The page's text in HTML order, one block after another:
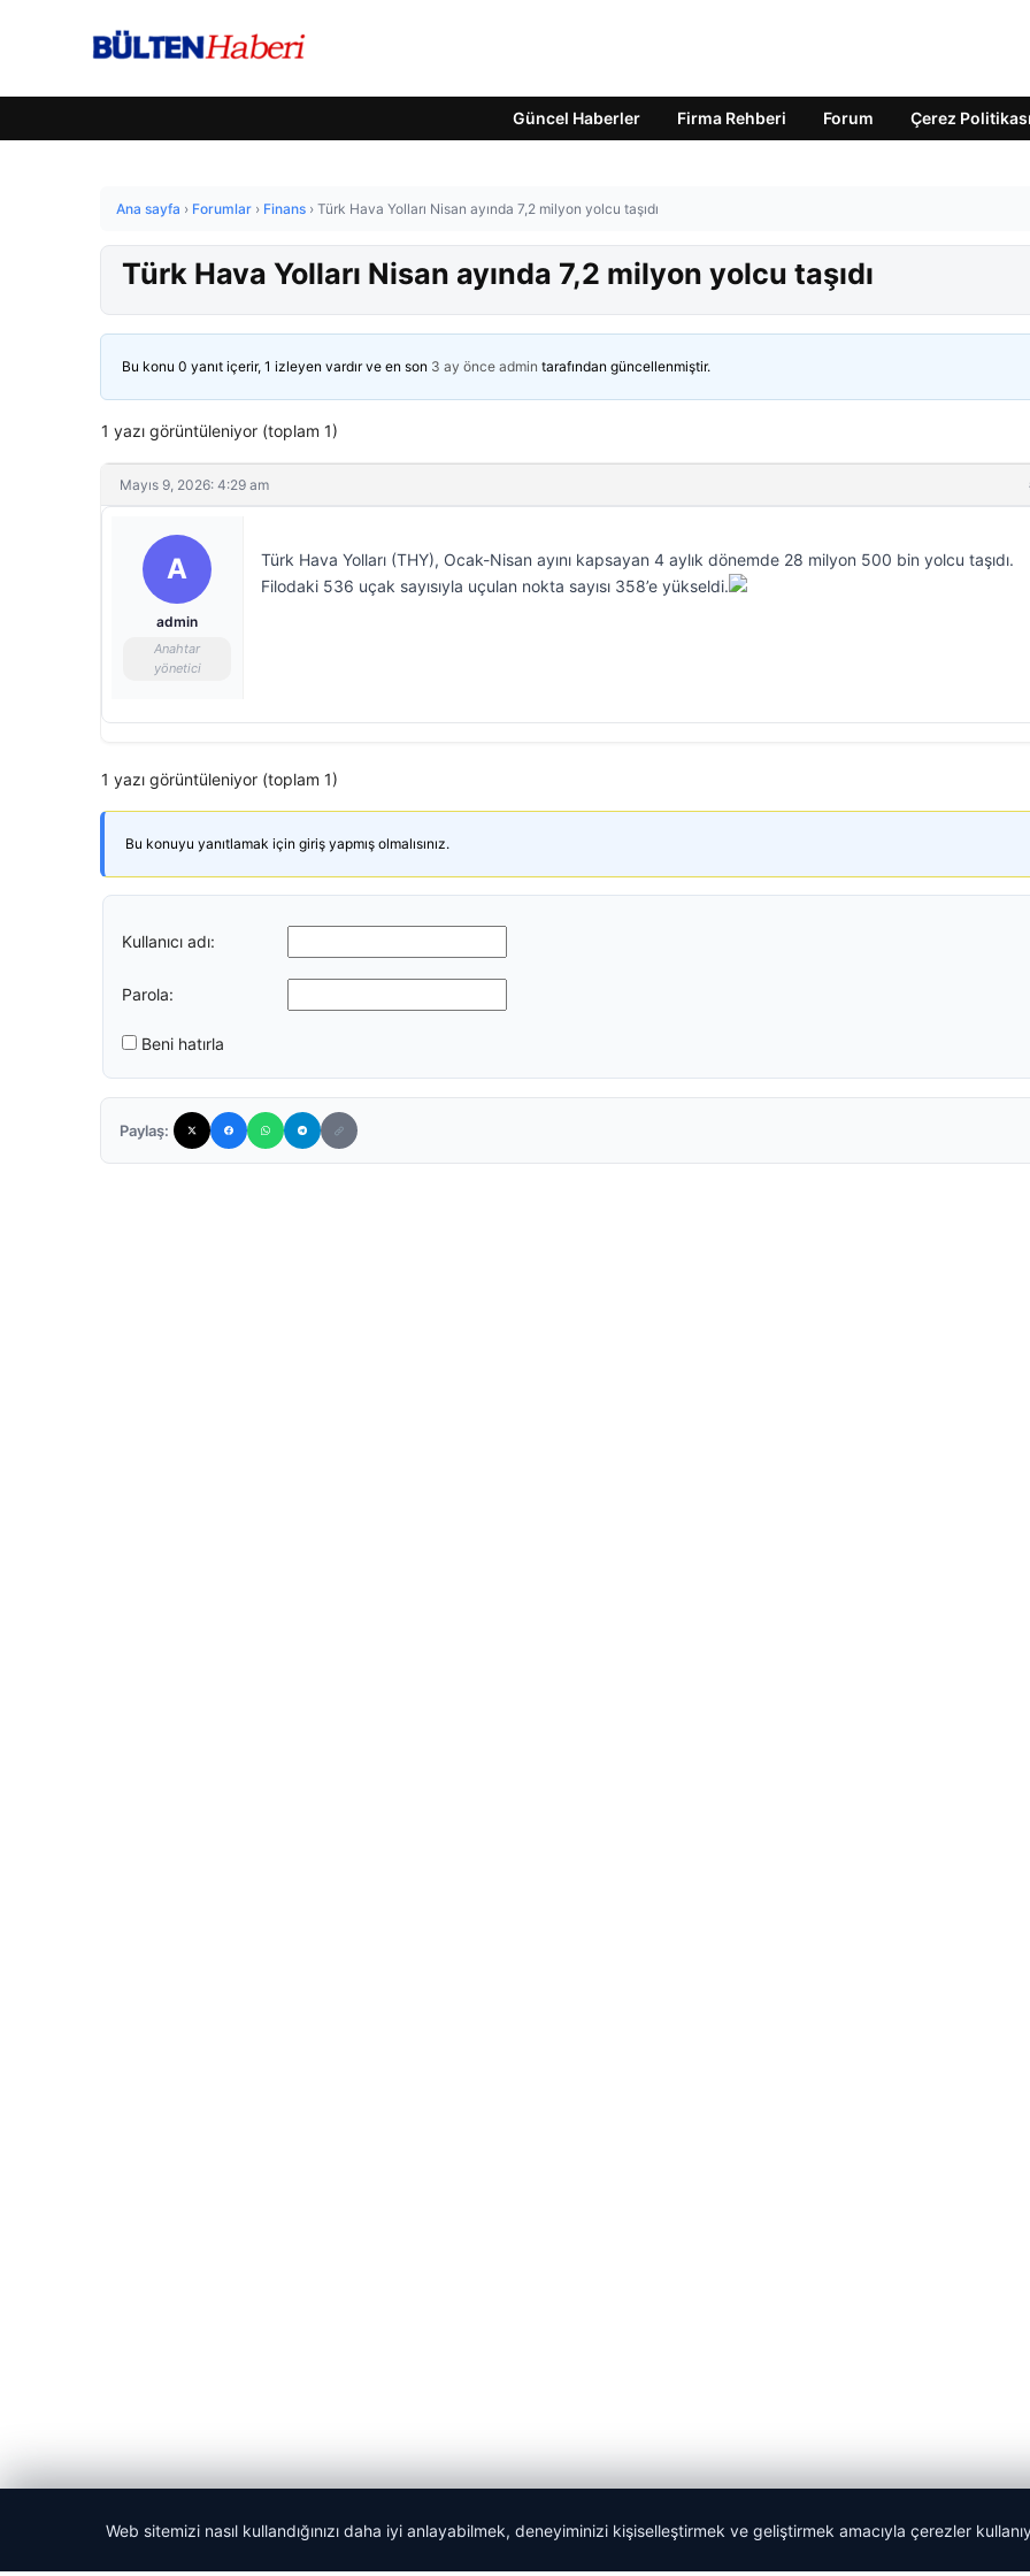
Güncel Haberler Firma Rehberi Forum Çerez Politikası
Ana sayfa › Forumlar › Finans › Türk Hava Yolları Nisan ayında 7,2 milyon yolcu taşıdı
Türk Hava Yolları Nisan ayında 7,2 milyon yolcu taşıdı
Bu konu 0 yanıt içerir, 1 izleyen vardır ve en son 3 ay önce admin tarafından güncellenmiştir.
1 yazı görüntüleniyor (toplam 1)
Mayıs 9, 2026: 4:29 am
A
admin
Anahtar
yönetici
Türk Hava Yolları (THY), Ocak-Nisan ayını kapsayan 4 aylık dönemde 28 milyon 500 bin yolcu taşıdı.
Filodaki 536 uçak sayısıyla uçulan nokta sayısı 358’e yükseldi.
1 yazı görüntüleniyor (toplam 1)
Bu konuyu yanıtlamak için giriş yapmış olmalısınız.
Kullanıcı adı:
Parola:
Beni hatırla
Paylaş:
© 2026 Bülten Haberi
Web sitemizi nasıl kullandığınızı daha iyi anlayabilmek, deneyiminizi kişiselleştirmek ve geliştirmek amacıyla çerezler